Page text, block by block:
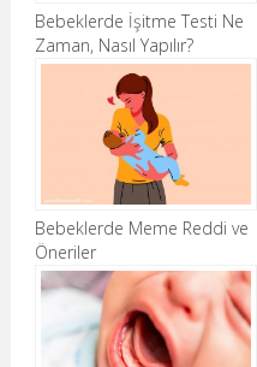
Bebeklerde İşitme Testi Ne
Zaman, Nasıl Yapılır?
Bebeklerde Meme Reddi ve
Öneriler